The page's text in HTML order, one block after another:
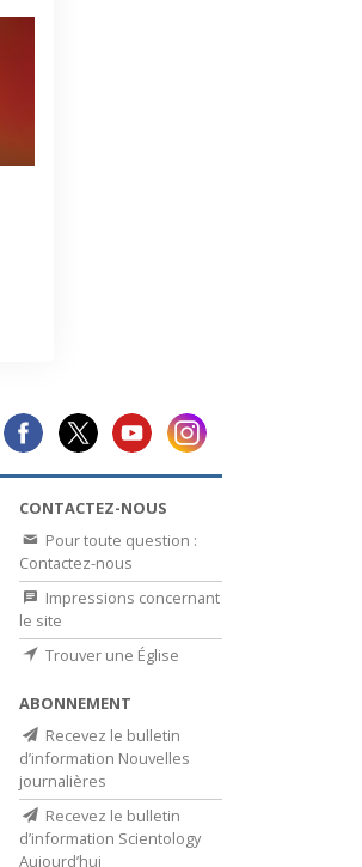
CONTACTEZ-NOUS
Pour toute question :
Contactez-nous
Impressions concernant
le site
Trouver une Église
ABONNEMENT
Recevez le bulletin
d’information Nouvelles
journalières
Recevez le bulletin
d’information Scientology
Aujourd’hui